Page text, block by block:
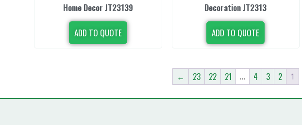
Decoration JT2313
ADD TO QUOTE
Home Decor JT23139
ADD TO QUOTE
1
2
3
4
…
21
22
23
←